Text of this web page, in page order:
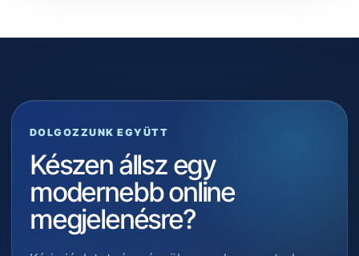
DOLGOZZUNK EGYÜTT
Készen állsz egy
modernebb online
megjelenésre?